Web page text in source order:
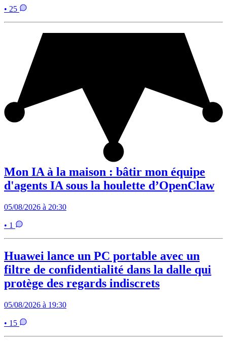
• 25
Mon IA à la maison : bâtir mon équipe
d'agents IA sous la houlette d’OpenClaw
05/08/2026 à 20:30
• 1
Huawei lance un PC portable avec un
filtre de confidentialité dans la dalle qui
protège des regards indiscrets
05/08/2026 à 19:30
• 15